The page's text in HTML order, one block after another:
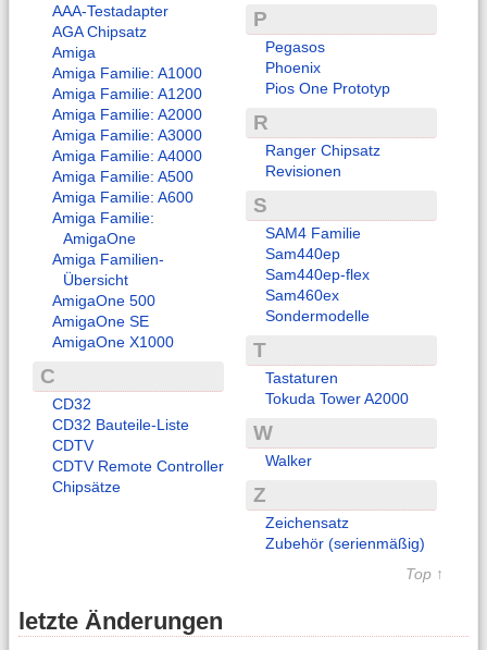
AAA-Testadapter
AGA Chipsatz
Amiga
Amiga Familie: A1000
Amiga Familie: A1200
Amiga Familie: A2000
Amiga Familie: A3000
Amiga Familie: A4000
Amiga Familie: A500
Amiga Familie: A600
Amiga Familie:
AmigaOne
Amiga Familien-
Übersicht
AmigaOne 500
AmigaOne SE
AmigaOne X1000
C
CD32
CD32 Bauteile-Liste
CDTV
CDTV Remote Controller
Chipsätze
P
Pegasos
Phoenix
Pios One Prototyp
R
Ranger Chipsatz
Revisionen
S
SAM4 Familie
Sam440ep
Sam440ep-flex
Sam460ex
Sondermodelle
T
Tastaturen
Tokuda Tower A2000
W
Walker
Z
Zeichensatz
Zubehör (serienmäßig)
Top ↑
letzte Änderungen